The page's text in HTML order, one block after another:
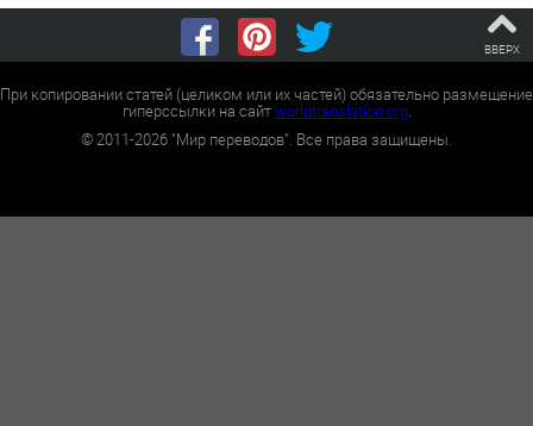
ВВЕРХ
При копировании статей (целиком или их частей) обязательно размещение
гиперссылки на сайтworldtranslation.org.
©2011-2026 "Мир переводов". Все права защищены.